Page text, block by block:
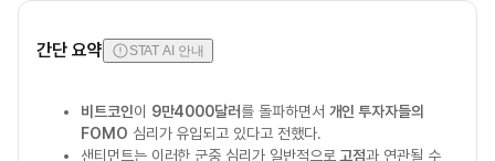
간단 요약 STAT AI 안내
비트코인이 9만4000달러를 돌파하면서 개인 투자자들의
FOMO 심리가 유입되고 있다고 전했다.
샌티먼트는 이러한 군중 심리가 일반적으로 고점과 연관될 수